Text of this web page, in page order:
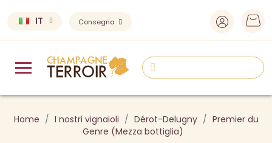
IT Consegna
Home I nostri vignaioli Dérot-Delugny
Premier du
Genre (Mezza bottiglia)